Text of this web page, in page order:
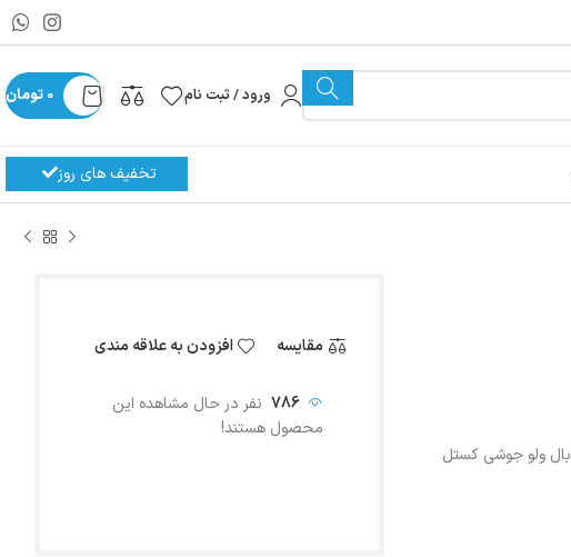
ورود / ثبت نام 0 تومان
تخفیف های روز
بال ولو جوشی کستل
مقایسه افزودن به علاقه مندی
786 نفر در حال مشاهده این
محصول هستند!